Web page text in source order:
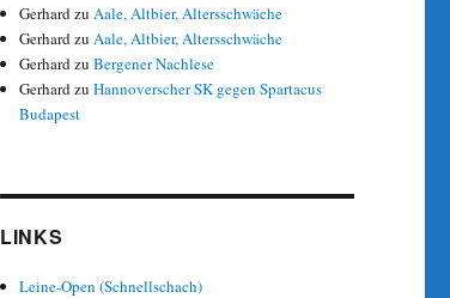
GerhardzuAale, Altbier, Altersschwäche
GerhardzuAale, Altbier, Altersschwäche
GerhardzuBergener Nachlese
GerhardzuHannoverscher SK gegen Spartacus
Budapest
LINKS
Leine-Open (Schnellschach)